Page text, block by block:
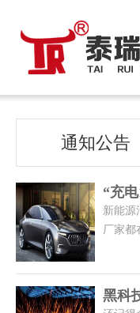
通知公告
“充
新能源
厂家都
黑科